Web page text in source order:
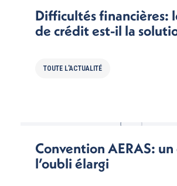
Difficultés financières:
de crédit est-il la
TOUTE L'ACTUALITÉ
Convention AERAS:
l’oubli élargi